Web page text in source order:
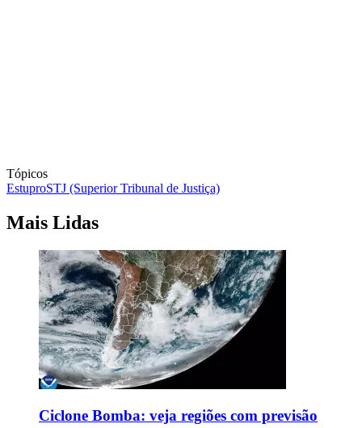
Tópicos
EstuproSTJ (Superior Tribunal de Justiça)
Mais Lidas
Ciclone Bomba: veja regiões com previsão